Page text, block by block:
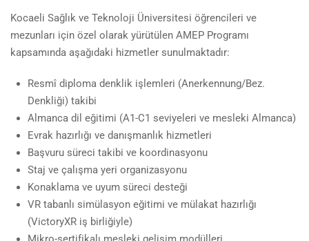
Kocaeli Sağlık ve Teknoloji Üniversitesi öğrencileri ve
mezunları için özel olarak yürütülen AMEP Programı
kapsamında aşağıdaki hizmetler sunulmaktadır:
Resmî diploma denklik işlemleri (Anerkennung/Bez.
Denkliği) takibi
Almanca dil eğitimi (A1-C1 seviyeleri ve mesleki Almanca)
Evrak hazırlığı ve danışmanlık hizmetleri
Başvuru süreci takibi ve koordinasyonu
Staj ve çalışma yeri organizasyonu
Konaklama ve uyum süreci desteği
VR tabanlı simülasyon eğitimi ve mülakat hazırlığı
(VictoryXR iş birliğiyle)